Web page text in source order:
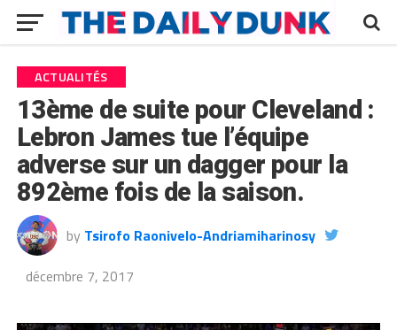
ACTUALITÉS
13ème de suite pour Cleveland :
Lebron James tue l’équipe
adverse sur un dagger pour la
892ème fois de la saison.
by Tsirofo Raonivelo-Andriamiharinosy
décembre 7, 2017